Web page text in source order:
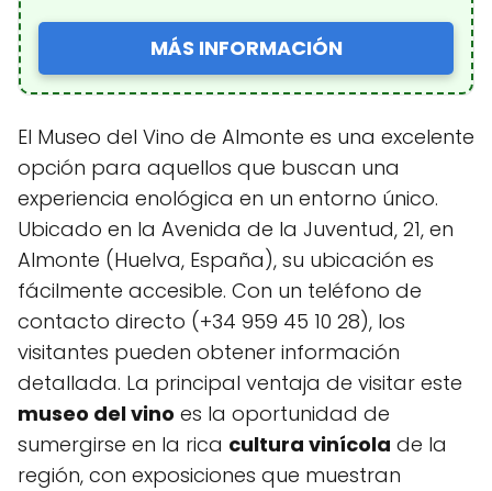
MÁS INFORMACIÓN
El Museo del Vino de Almonte es una excelente
opción para aquellos que buscan una
experiencia enológica en un entorno único.
Ubicado en la Avenida de la Juventud, 21, en
Almonte (Huelva, España), su ubicación es
fácilmente accesible. Con un teléfono de
contacto directo (+34 959 45 10 28), los
visitantes pueden obtener información
detallada. La principal ventaja de visitar este
museo del vino es la oportunidad de
sumergirse en la rica cultura vinícola de la
región, con exposiciones que muestran